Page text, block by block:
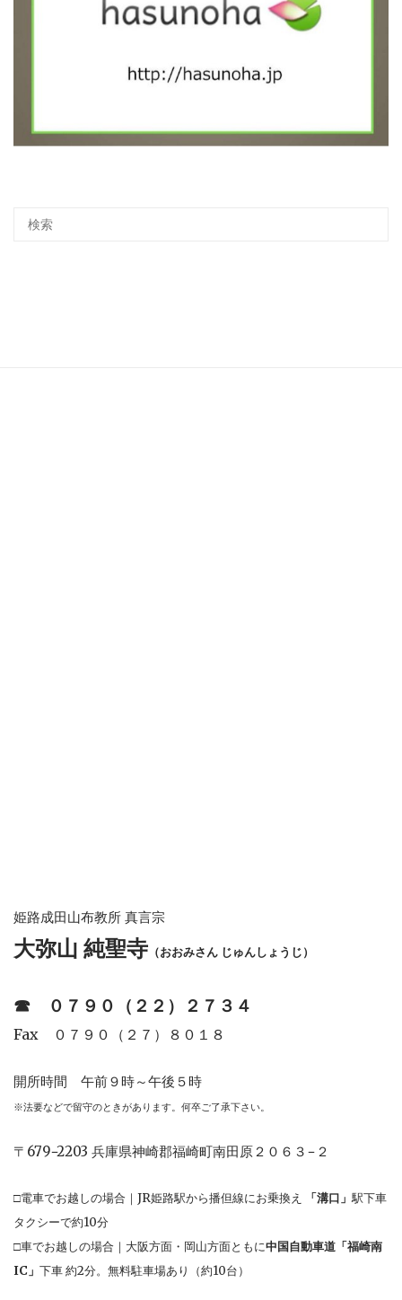
姫路成田山布教所 真言宗
大弥山 純聖寺 （おおみさん じゅんしょうじ）
☎︎ ０７９０（２２）２７３４
Fax ０７９０（２７）８０１８
開所時間 午前９時～午後５時
※法要などで留守のときがあります。何卒ご了承下さい。
〒679−2203 兵庫県神崎郡福崎町南田原２０６３−２
□電車でお越しの場合｜JR姫路駅から播但線にお乗換え 「溝口」駅下車
タクシーで約10分
□車でお越しの場合｜大阪方面・岡山方面ともに中国自動車道「福崎南
IC」 下車 約2分。無料駐車場あり（約10台）